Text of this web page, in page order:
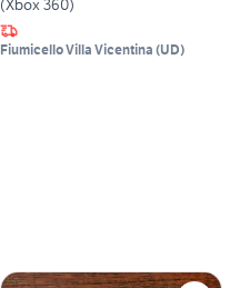
(Xbox 360)
Fiumicello Villa Vicentina (UD)